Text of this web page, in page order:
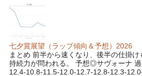
七夕賞展望（ラップ傾向＆予想）2026
まとめ 前半から速くなり、後半の仕掛
持続力が問われる。 予想◎サヴォーナ
12.4-10.8-11.5-12.0-12.7-12.8-12.3-